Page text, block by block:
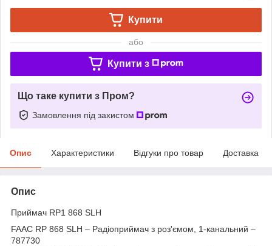
Купити
або
Купити з
Що таке купити з Пром?
Замовлення під захистом
Опис Характеристики Відгуки про товар Доставка
Опис
Приймач RP1 868 SLH
FAAC RP 868 SLH – Радіоприймач з роз'ємом, 1-канальний –
787730